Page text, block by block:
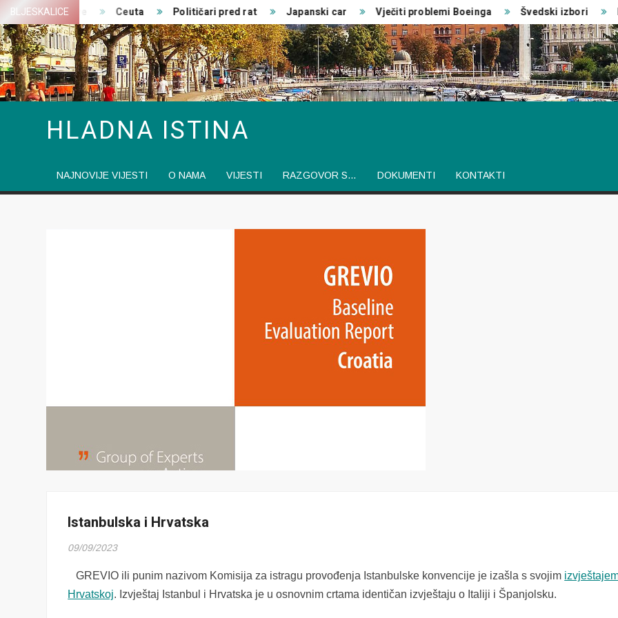
Skip
to
content
BLJESKALICE
izjave Ceuta Političari pred rat Japanski car Vječiti problemi Boeinga Švedski izbori
HLADNA ISTINA
NAJNOVIJE VIJESTI O NAMA VIJESTI RAZGOVOR S… DOKUMENTI KONTAKTI
Istanbulska i Hrvatska
09/09/2023
GREVIO ili punim nazivom Komisija za istragu provođenja Istanbulske konvencije je izašla s svojim
Hrvatskoj. Izvještaj Istanbul i Hrvatska je u osnovnim crtama identičan izvještaju o Italiji i Španjolsku.